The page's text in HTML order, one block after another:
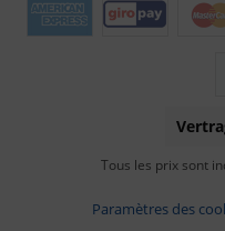
Tous les prix sont
Paramètres des